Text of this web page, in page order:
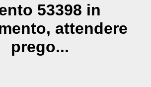
53398 in
attendere
prego...